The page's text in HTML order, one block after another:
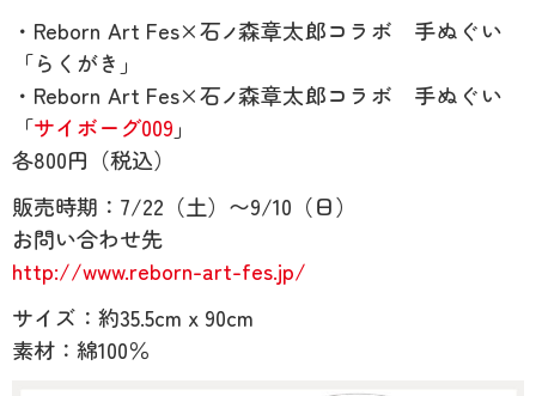
・Reborn Art Fes×石ノ森章太郎コラボ 手ぬぐい
「らくがき」
・Reborn Art Fes×石ノ森章太郎コラボ 手ぬぐい
「サイボーグ009 」
各800円（税込）
販売時期：7/22（土）〜9/10（日）
お問い合わせ先
http://www.reborn-art-fes.jp/
サイズ：約35.5cm x 90cm
素材：綿100％